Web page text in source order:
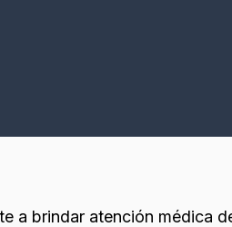
a brindar atención médica